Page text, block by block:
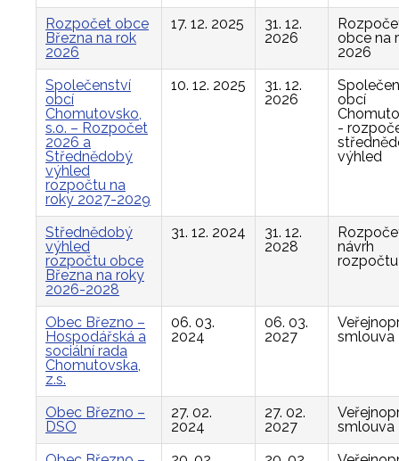
Rozpočet obce
Března na rok
2026
17. 12. 2025
31. 12.
2026
obce na
2026
Společenství
obcí
Chomutovsko,
s.o. – Rozpočet
2026 a
Střednědobý
výhled
rozpočtu na
roky 2027-2029
10. 12. 2025
31. 12.
2026
obcí
-
výhled
Střednědobý
výhled
rozpočtu obce
Března na roky
2026-2028
31. 12. 2024
31. 12.
2028
návrh
rozpočtu
Obec Březno –
Hospodářská a
sociální rada
Chomutovska,
z.s.
06. 03.
2024
06. 03.
2027
smlouva
Obec Březno –
DSO
27. 02.
2024
27. 02.
2027
smlouva